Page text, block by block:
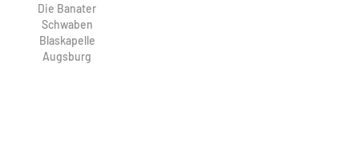
Die Banater
Schwaben
Blaskapelle
Augsburg